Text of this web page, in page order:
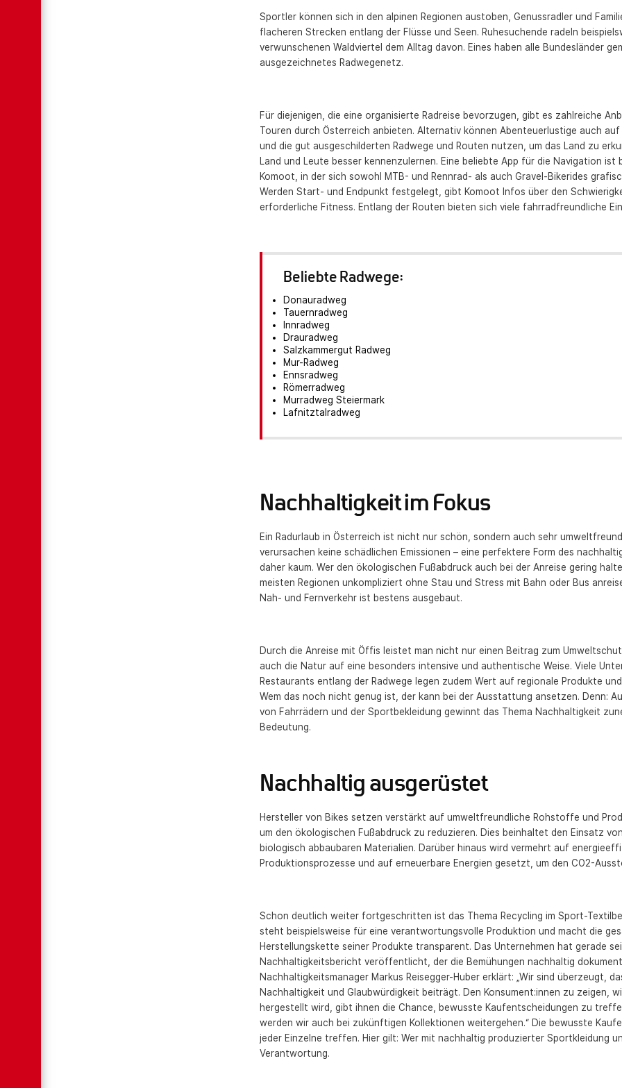
Sportler können sich in den alpinen Regionen austoben, Genussradler und
flacheren Strecken entlang der Flüsse und Seen. Ruhesuchende radeln
verwunschenen Waldviertel dem Alltag davon. Eines haben alle Bundesländer
ausgezeichnetes Radwegenetz.
Für diejenigen, die eine organisierte Radreise bevorzugen, gibt es zahlreiche
Touren durch Österreich anbieten. Alternativ können Abenteuerlustige auch
und die gut ausgeschilderten Radwege und Routen nutzen, um das Land zu
Land und Leute besser kennenzulernen. Eine beliebte App für die Navigation ist
Komoot, in der sich sowohl MTB- und Rennrad- als auch Gravel-Bikerides
Werden Start- und Endpunkt festgelegt, gibt Komoot Infos über den
erforderliche Fitness. Entlang der Routen bieten sich viele fahrradfreundliche
Beliebte Radwege:
Donauradweg
Tauernradweg
Innradweg
Drauradweg
Salzkammergut Radweg
Mur-Radweg
Ennsradweg
Römerradweg
Murradweg Steiermark
Lafnitztalradweg
Nachhaltigkeit im Fokus
Ein Radurlaub in Österreich ist nicht nur schön, sondern auch sehr
verursachen keine schädlichen Emissionen – eine perfektere Form des
daher kaum. Wer den ökologischen Fußabdruck auch bei der Anreise gering
meisten Regionen unkompliziert ohne Stau und Stress mit Bahn oder Bus
Nah- und Fernverkehr ist bestens ausgebaut.
Durch die Anreise mit Öffis leistet man nicht nur einen Beitrag zum
auch die Natur auf eine besonders intensive und authentische Weise. Viele
Restaurants entlang der Radwege legen zudem Wert auf regionale Produkte
Wem das noch nicht genug ist, der kann bei der Ausstattung ansetzen. Denn:
von Fahrrädern und der Sportbekleidung gewinnt das Thema Nachhaltigkeit
Bedeutung.
Nachhaltig ausgerüstet
Hersteller von Bikes setzen verstärkt auf umweltfreundliche Rohstoffe und
um den ökologischen Fußabdruck zu reduzieren. Dies beinhaltet den Einsatz
biologisch abbaubaren Materialien. Darüber hinaus wird vermehrt auf
Produktionsprozesse und auf erneuerbare Energien gesetzt, um den CO2-
Schon deutlich weiter fortgeschritten ist das Thema Recycling im Sport-
steht beispielsweise für eine verantwortungsvolle Produktion und macht die
Herstellungskette seiner Produkte transparent. Das Unternehmen hat gerade
Nachhaltigkeitsbericht veröffentlicht, der die Bemühungen nachhaltig
Nachhaltigkeitsmanager Markus Reisegger-Huber erklärt: „Wir sind überzeugt,
Nachhaltigkeit und Glaubwürdigkeit beiträgt. Den Konsument:innen zu zeigen,
hergestellt wird, gibt ihnen die Chance, bewusste Kaufentscheidungen zu
werden wir auch bei zukünftigen Kollektionen weitergehen.“ Die bewusste
jeder Einzelne treffen. Hier gilt: Wer mit nachhaltig produzierter Sportkleidung
Verantwortung.